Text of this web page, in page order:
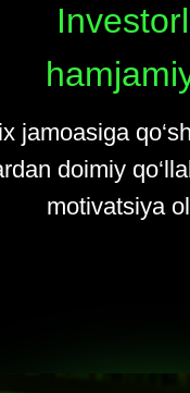
jamoasiga
doimiy
motivatsiya